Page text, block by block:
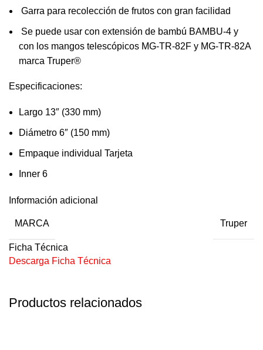
Garra para recolección de frutos con gran facilidad
Se puede usar con extensión de bambú BAMBU-4 y
con los mangos telescópicos MG-TR-82F y MG-TR-82A
marca Truper®
Especificaciones:
Largo 13″ (330 mm)
Diámetro 6″ (150 mm)
Empaque individual Tarjeta
Inner 6
Información adicional
MARCA Truper
Ficha Técnica
Descarga Ficha Técnica
Productos relacionados